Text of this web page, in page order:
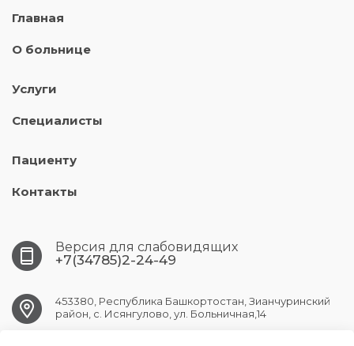
Главная
О больнице
Услуги
Специалисты
Пациенту
Контакты
Версия для слабовидящих
+7(34785)2-24-49
453380, Республика Башкортостан, Зианчуринский
район, с. Исянгулово, ул. Больничная,14